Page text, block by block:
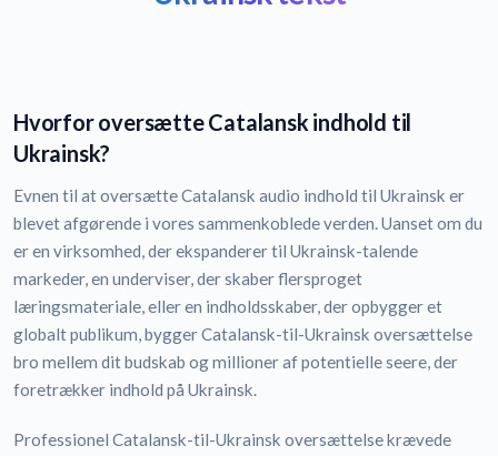
Hvorfor oversætte Catalansk indhold til
Ukrainsk?
Evnen til at oversætte Catalansk audio indhold til Ukrainsk er
blevet afgørende i vores sammenkoblede verden. Uanset om du
er en virksomhed, der ekspanderer til Ukrainsk-talende
markeder, en underviser, der skaber flersproget
læringsmateriale, eller en indholdsskaber, der opbygger et
globalt publikum, bygger Catalansk-til-Ukrainsk oversættelse
bro mellem dit budskab og millioner af potentielle seere, der
foretrækker indhold på Ukrainsk.
Professionel Catalansk-til-Ukrainsk oversættelse krævede